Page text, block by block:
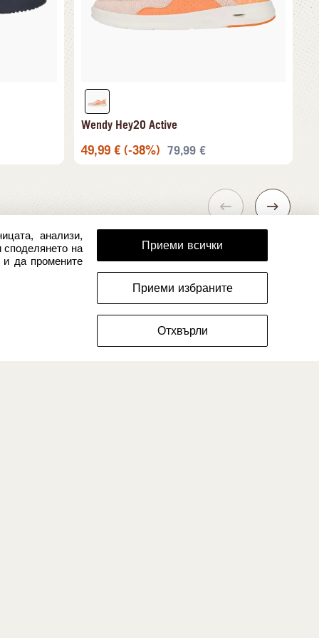
ФИЛТРИРАЙ РАЗМЕРИТЕ
Wendy Hey2O Active
49,99 € (-38%) 79,99 €
анализи,
споделянето на
и да промените
Приеми всички
Приеми избраните
Отхвърли